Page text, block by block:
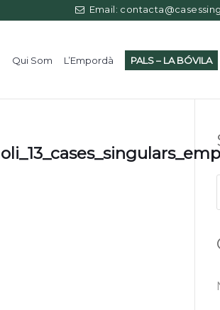
Email:
Qui Som L’Empordà PALS – LA BÓVILA